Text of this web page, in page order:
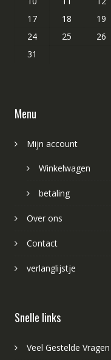
17
18 19
24
25 26
31
Menu
Mijn account
Winkelwagen
betaling
Over ons
Contact
verlanglijstje
Snelle links
Veel Gestelde Vragen